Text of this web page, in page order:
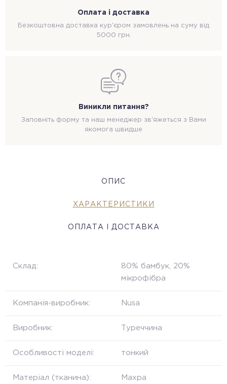
Оплата і доставка
Безкоштовна доставка кур'єром замовлень на суму від
5000 грн.
Виникли питання?
Заповніть форму та наш менеджер зв'яжеться з Вами
якомога швидше
ОПИС
ХАРАКТЕРИСТИКИ
ОПЛАТА І ДОСТАВКА
Склад:
80% бамбук, 20%
мікрофібра
Компанія-виробник: Nusa
Виробник: Туреччина
Особливості моделі: тонкий
Матеріал (тканина): Махра